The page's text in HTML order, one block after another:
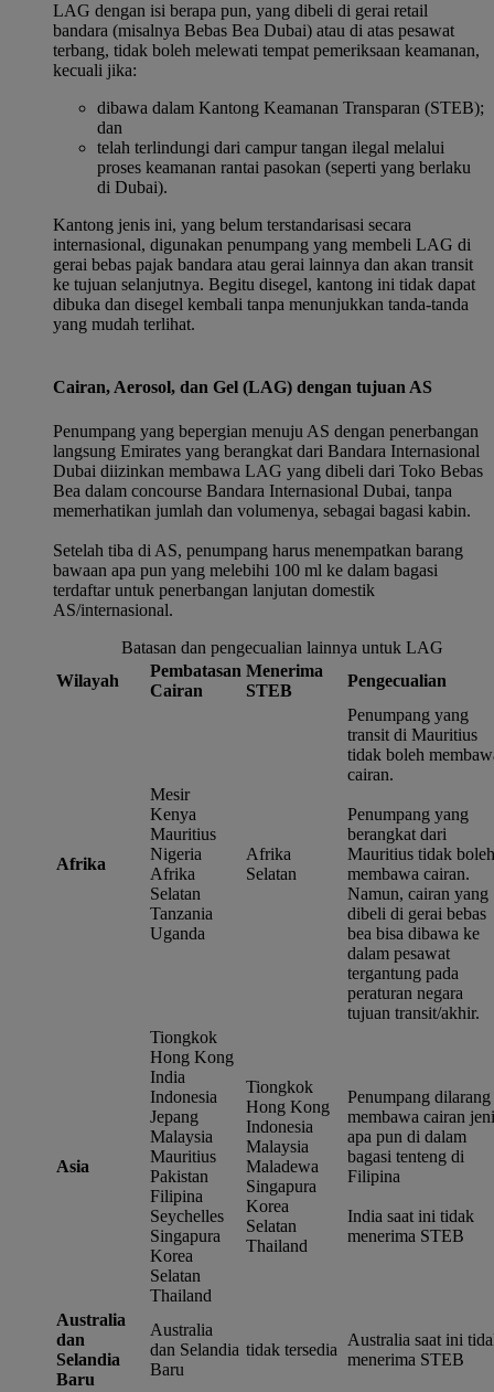
LAG dengan isi berapa pun, yang dibeli di gerai retail
bandara (misalnya Bebas Bea Dubai) atau di atas pesawat
terbang, tidak boleh melewati tempat pemeriksaan keamanan,
kecuali jika:
dibawa dalam Kantong Keamanan Transparan (STEB);
dan
telah terlindungi dari campur tangan ilegal melalui
proses keamanan rantai pasokan (seperti yang berlaku
di Dubai).
Kantong jenis ini, yang belum terstandarisasi secara
internasional, digunakan penumpang yang membeli LAG di
gerai bebas pajak bandara atau gerai lainnya dan akan transit
ke tujuan selanjutnya. Begitu disegel, kantong ini tidak dapat
dibuka dan disegel kembali tanpa menunjukkan tanda-tanda
yang mudah terlihat.
Cairan, Aerosol, dan Gel (LAG) dengan tujuan AS
Penumpang yang bepergian menuju AS dengan penerbangan
langsung Emirates yang berangkat dari Bandara Internasional
Dubai diizinkan membawa LAG yang dibeli dari Toko Bebas
Bea dalam concourse Bandara Internasional Dubai, tanpa
memerhatikan jumlah dan volumenya, sebagai bagasi kabin.
Setelah tiba di AS, penumpang harus menempatkan barang
bawaan apa pun yang melebihi 100 ml ke dalam bagasi
terdaftar untuk penerbangan lanjutan domestik
AS/internasional.
Batasan dan pengecualian lainnya untuk LAG
Wilayah
Pembatasan
Cairan
Menerima
STEB
Pengecualian
Afrika
Mesir
Kenya
Mauritius
Nigeria
Afrika
Selatan
Tanzania
Uganda
Afrika
Selatan
Penumpang yang
transit di Mauritius
tidak boleh
cairan.
Penumpang yang
berangkat dari
Mauritius tidak boleh
membawa cairan.
Namun, cairan yang
dibeli di gerai bebas
bea bisa dibawa ke
dalam pesawat
tergantung pada
peraturan negara
tujuan transit/akhir.
Asia
Tiongkok
Hong Kong
India
Indonesia
Jepang
Malaysia
Mauritius
Pakistan
Filipina
Seychelles
Singapura
Korea
Selatan
Thailand
Tiongkok
Hong Kong
Indonesia
Malaysia
Maladewa
Singapura
Korea
Selatan
Thailand
Penumpang dilarang
membawa cairan
apa pun di dalam
bagasi tenteng di
Filipina
India saat ini tidak
menerima STEB
Australia
dan
Selandia
Baru
Australia
dan Selandia
Baru
tidak tersedia
Australia saat ini
menerima STEB